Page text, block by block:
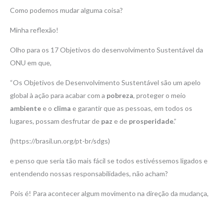
Como podemos mudar alguma coisa?
Minha reflexão!
Olho para os 17 Objetivos do desenvolvimento Sustentável da
ONU em que,
“Os Objetivos de Desenvolvimento Sustentável são um apelo
global à ação para acabar com a pobreza, proteger o meio
ambientee o clima e garantir que as pessoas, em todos os
lugares, possam desfrutar de paz e de prosperidade.”
(https://brasil.un.org/pt-br/sdgs)
e penso que seria tão mais fácil se todos estivéssemos ligados e
entendendo nossas responsabilidades, não acham?
Pois é! Para acontecer algum movimento na direção da mudança,